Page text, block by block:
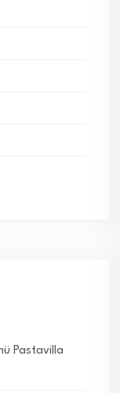
Pastavilla